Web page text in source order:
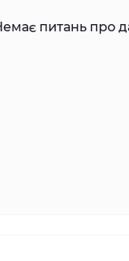
питань про